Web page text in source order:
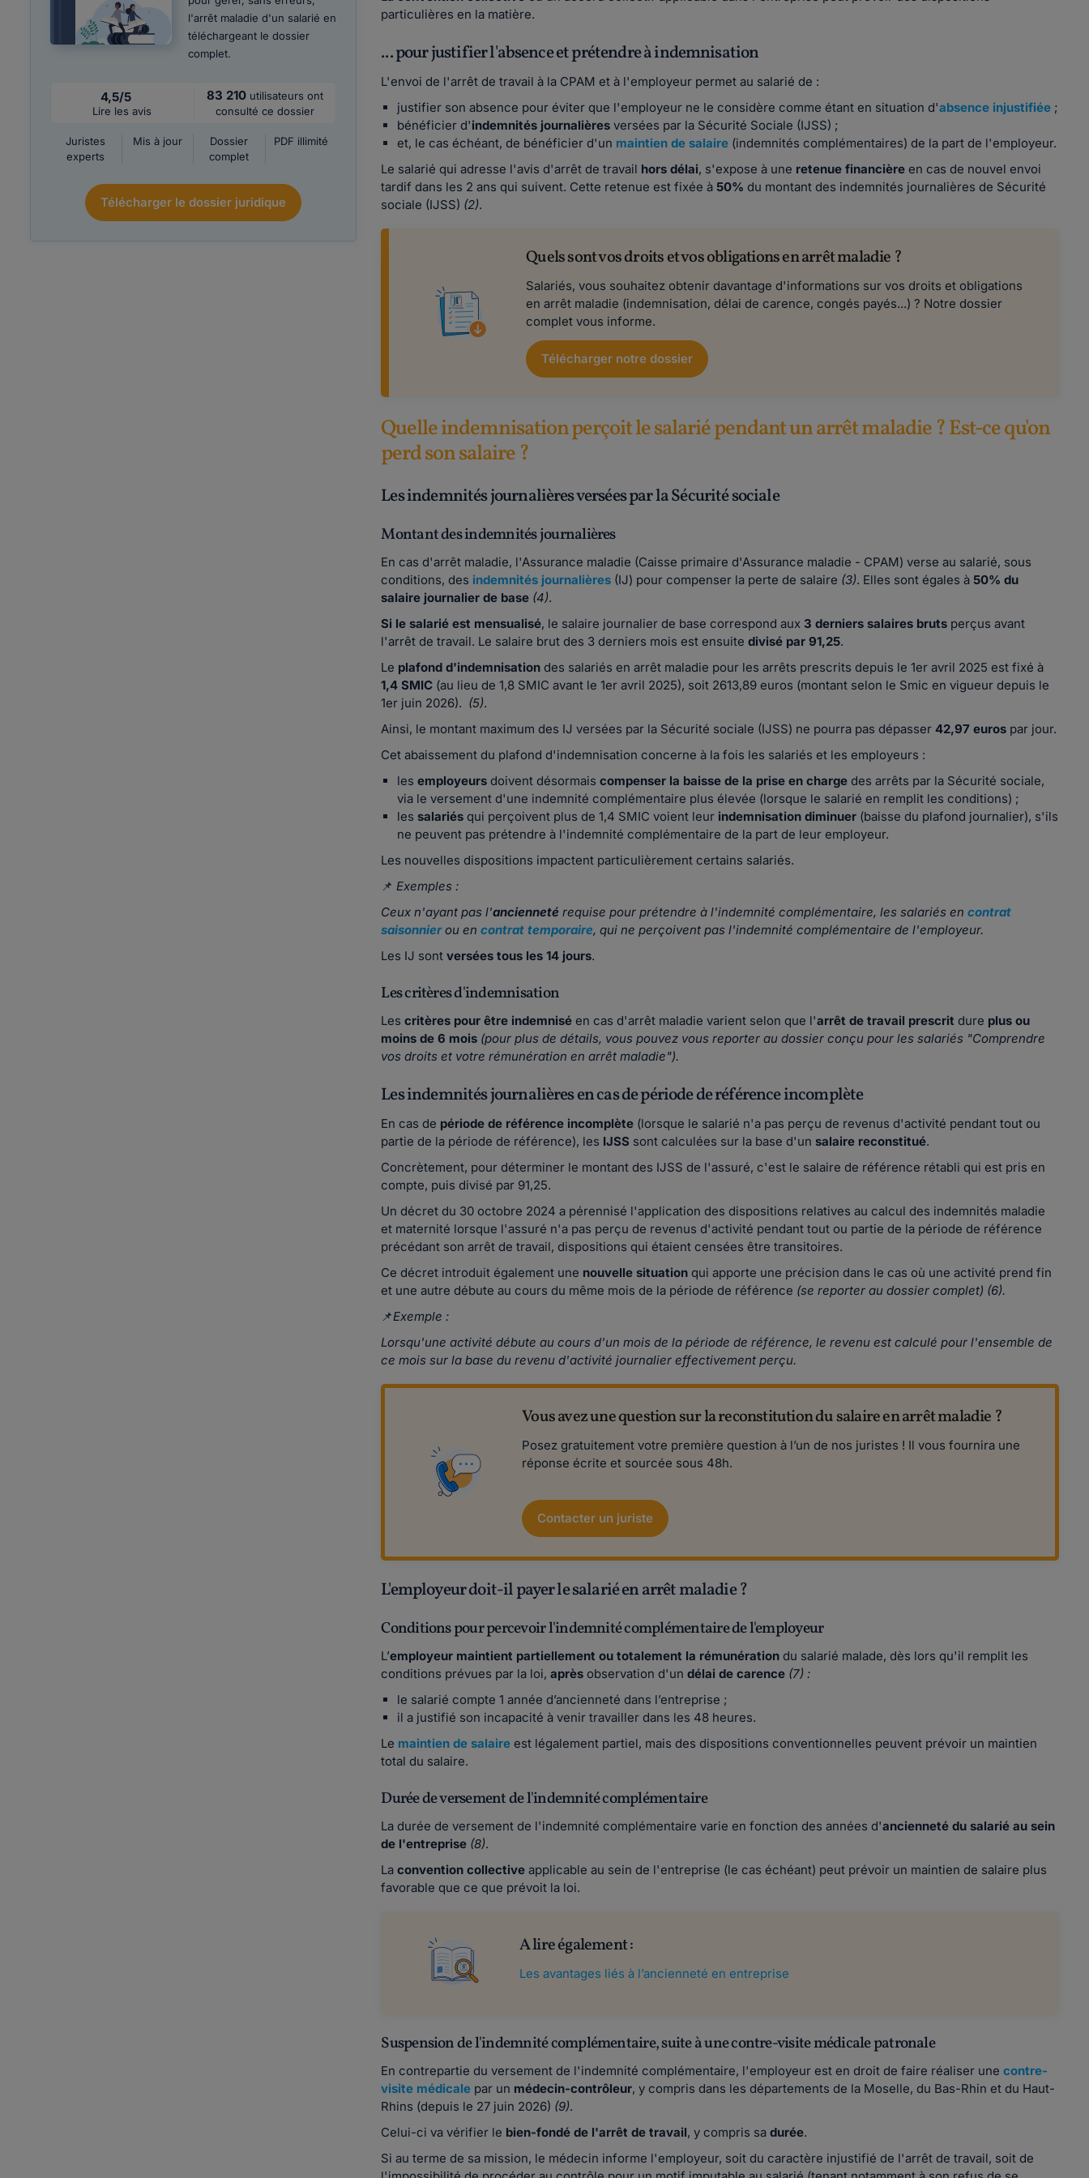
l'arrêt maladie d'un salarié en
téléchargeant le dossier
complet.
4,5/5
Lire les avis
83 210 utilisateurs ont
consulté ce dossier
Juristes
experts
Mis à jour
Dossier
complet
PDF illimité
Télécharger le dossier juridique
particulières en la matière.
... pour justifier l'absence et prétendre à indemnisation
L'envoi de l'arrêt de travail à la CPAM et à l'employeur permet au salarié de :
justifier son absence pour éviter que l'employeur ne le considère comme étant en situation d'absence injustifiée ;
bénéficier d'indemnités journalières versées par la Sécurité Sociale (IJSS) ;
et, le cas échéant, de bénéficier d'un maintien de salaire (indemnités complémentaires) de la part de l'employeur.
Le salarié qui adresse l'avis d'arrêt de travail hors délai, s'expose à une retenue financière en cas de nouvel envoi
tardif dans les 2 ans qui suivent. Cette retenue est fixée à50% du montant des indemnités journalières de Sécurité
sociale (IJSS) (2).
Quels sont vos droits et vos obligations en arrêt maladie ?
Salariés, vous souhaitez obtenir davantage d'informations sur vos droits et obligations
en arrêt maladie (indemnisation, délai de carence, congés payés...) ? Notre dossier
complet vous informe.
Télécharger notre dossier
Quelle indemnisation perçoit le salarié pendant un arrêt maladie ? Est-ce qu'on
perd son salaire ?
Les indemnités journalières versées par la Sécurité sociale
Montant des indemnités journalières
En cas d'arrêt maladie, l'Assurance maladie (Caisse primaire d'Assurance maladie - CPAM) verse au salarié, sous
conditions, des indemnités journalières (IJ) pour compenser la perte de salaire (3). Elles sont égales à50% du
salaire journalier de base (4).
Si le salarié est mensualisé, le salaire journalier de base correspond aux 3 derniers salaires bruts perçus avant
l'arrêt de travail. Le salaire brut des 3 derniers mois est ensuite divisé par 91,25.
Le plafond d'indemnisation des salariés en arrêt maladie pour les arrêts prescrits depuis le 1er avril 2025 est fixé à
1,4 SMIC (au lieu de 1,8 SMIC avant le 1er avril 2025), soit 2613,89 euros (montant selon le Smic en vigueur depuis le
1er juin 2026). (5).
Ainsi, le montant maximum des IJ versées par la Sécurité sociale (IJSS) ne pourra pas dépasser 42,97 euros par jour.
Cet abaissement du plafond d'indemnisation concerne à la fois les salariés et les employeurs :
lesemployeurs doivent désormaiscompenser la baisse de la prise en charge des arrêts par la Sécurité sociale,
via le versement d'une indemnité complémentaire plus élevée (lorsque le salarié en remplit les conditions) ;
les salariés qui perçoivent plus de 1,4 SMIC voient leur indemnisation diminuer (baisse du plafond journalier), s'ils
ne peuvent pas prétendre à l'indemnité complémentaire de la part de leur employeur.
Les nouvelles dispositions impactent particulièrement certains salariés.
📌Exemples :
Ceux n'ayant pas l'ancienneté requise pour prétendre à l'indemnité complémentaire, les salariés encontrat
saisonnierou encontrat temporaire, qui ne perçoivent pas l'indemnité complémentaire de l'employeur.
Les IJ sontversées tous les 14 jours.
Les critères d'indemnisation
Lescritères pour être indemnisé en cas d'arrêt maladie varient selon que l'arrêt de travail prescrit dure plus ou
moins de 6 mois (pour plus de détails, vous pouvez vous reporter au dossier conçu pour les salariés "Comprendre
vos droits et votre rémunération en arrêt maladie").
Les indemnités journalières en cas de période de référence incomplète
En cas de période de référence incomplète (lorsque le salarié n'a pas perçu de revenus d'activité pendant tout ou
partie de la période de référence), les IJSS sont calculées sur la base d'un salaire reconstitué.
Concrètement, pour déterminer le montant des IJSS de l'assuré, c'est le salaire de référence rétabli qui est pris en
compte, puis divisé par 91,25.
Un décret du 30 octobre 2024 a pérennisé l'application des dispositions relatives au calcul des indemnités maladie
et maternité lorsque l'assuré n'a pas perçu de revenus d'activité pendant tout ou partie de la période de référence
précédant son arrêt de travail, dispositions qui étaient censées être transitoires.
Ce décret introduit également une nouvelle situation qui apporte une précision dans le cas où une activité prend fin
et une autre débute au cours du même mois de la période de référence (se reporter au dossier complet) (6).
📌Exemple :
Lorsqu'une activité débute au cours d'un mois de la période de référence, le revenu est calculé pour l'ensemble de
ce mois sur la base du revenu d'activité journalier effectivement perçu.
Vous avez une question sur la reconstitution du salaire en arrêt maladie ?
Posez gratuitement votre première question à l’un de nos juristes ! Il vous fournira une
réponse écrite et sourcée sous 48h.
Contacter un juriste
L'employeur doit-il payer le salarié en arrêt maladie ?
Conditions pour percevoir l'indemnité complémentaire de l'employeur
L’employeur maintient partiellement ou totalement la rémunération du salarié malade, dès lors qu'il remplit les
conditions prévues par la loi,après observation d'undélai de carence (7) :
le salarié compte 1 année d’ancienneté dans l’entreprise ;
il a justifié son incapacité à venir travailler dans les 48 heures.
Le maintien de salaire est légalement partiel, mais des dispositions conventionnelles peuvent prévoir un maintien
total du salaire.
Durée de versement de l'indemnité complémentaire
La durée de versement de l'indemnité complémentaire varie en fonction des années d'ancienneté du salarié au sein
de l'entreprise (8).
La convention collective applicable au sein de l'entreprise (le cas échéant) peut prévoir un maintien de salaire plus
favorable que ce que prévoit la loi.
A lire également :
Les avantages liés à l’ancienneté en entreprise
Suspension de l'indemnité complémentaire, suite à une contre-visite médicale patronale
En contrepartie du versement de l'indemnité complémentaire, l'employeur est en droit de faire réaliser unecontre-
visite médicale par un médecin-contrôleur, y compris dans les départements de la Moselle, du Bas-Rhin et du Haut-
Rhins (depuis le 27 juin 2026) (9).
Celui-ci va vérifier le bien-fondé de l'arrêt de travail, y compris sadurée.
Si au terme de sa mission, le médecin informe l'employeur, soit du caractère injustifié de l'arrêt de travail, soit de